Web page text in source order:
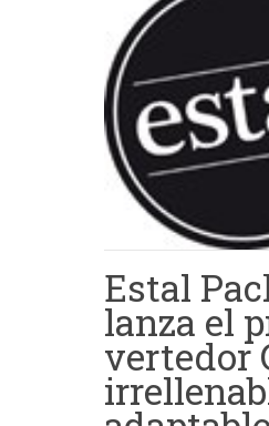
Estal
lanza el
vertedor